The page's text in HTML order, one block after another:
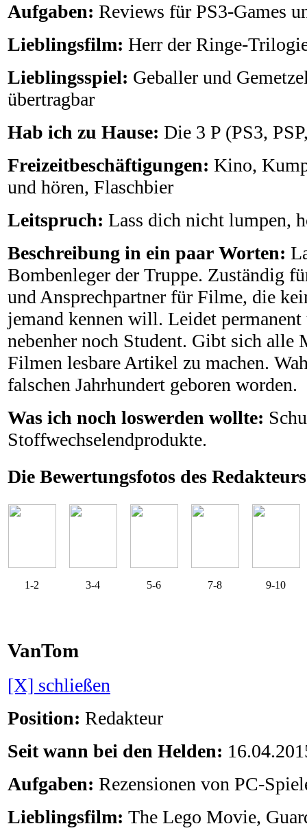
Aufgaben: Reviews für PS3-Games
Lieblingsfilm: Herr der Ringe-
Lieblingsspiel: Geballer und
übertragbar
Hab ich zu Hause: Die 3 P (PS3,
Freizeitbeschäftigungen: Kino,
und hören, Flaschbier
Leitspruch: Lass dich nicht lumpen,
Beschreibung in ein paar Worten:
Bombenleger der Truppe. Zuständig
und Ansprechpartner für Filme, die
jemand kennen will. Leidet
nebenher noch Student. Gibt sich alle
Filmen lesbare Artikel zu machen.
falschen Jahrhundert geboren worden.
Was ich noch loswerden wollte:
Stoffwechselendprodukte.
Die Bewertungsfotos des
1-2 3-4 5-6 7-8 9-10
VanTom
[X] schließen
Position: Redakteur
Seit wann bei den Helden:
Aufgaben: Rezensionen von PC-
Lieblingsfilm: The Lego Movie,